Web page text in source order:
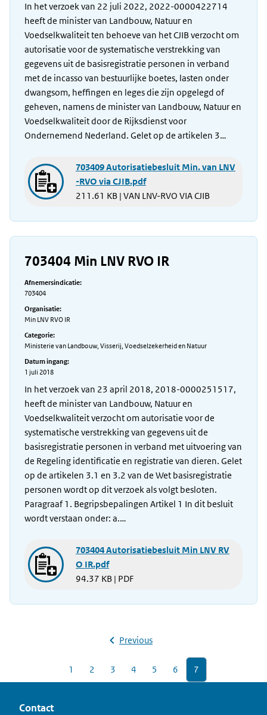
In het verzoek van 22 juli 2022, 2022-0000422714
heeft de minister van Landbouw, Natuur en
Voedselkwaliteit ten behoeve van het CJIB verzocht om
autorisatie voor de systematische verstrekking van
gegevens uit de basisregistratie personen in verband
met de incasso van bestuurlijke boetes, lasten onder
dwangsom, heffingen en leges die zijn opgelegd of
geheven, namens de minister van Landbouw, Natuur en
Voedselkwaliteit door de Rijksdienst voor
Ondernemend Nederland. Gelet op de artikelen 3…
703409 Autorisatiebesluit Min. van LNV
-RVO via CJIB.pdf
211.61 KB | VAN LNV-RVO VIA CJIB
703404 Min LNV RVO IR
Afnemersindicatie:
703404
Organisatie:
Min LNV RVO IR
Categorie:
Ministerie van Landbouw, Visserij, Voedselzekerheid en Natuur
Datum ingang:
1 juli 2018
In het verzoek van 23 april 2018, 2018-0000251517,
heeft de minister van Landbouw, Natuur en
Voedselkwaliteit verzocht om autorisatie voor de
systematische verstrekking van gegevens uit de
basisregistratie personen in verband met uitvoering van
de Regeling identificatie en registratie van dieren. Gelet
op de artikelen 3.1 en 3.2 van de Wet basisregistratie
personen wordt op dit verzoek als volgt besloten.
Paragraaf 1. Begripsbepalingen Artikel 1 In dit besluit
wordt verstaan onder: a.…
703404 Autorisatiebesluit Min LNV RV
O IR.pdf
94.37 KB | PDF
Previous
1 2 3 4 5 6 7
Contact